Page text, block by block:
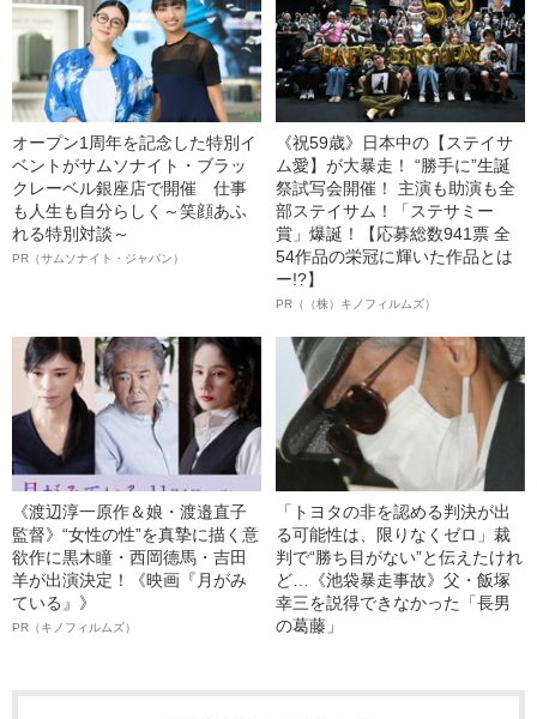
オープン1周年を記念した特別イ
ベントがサムソナイト・ブラッ
クレーベル銀座店で開催 仕事
も人生も自分らしく～笑顔あふ
れる特別対談～
PR（サムソナイト・ジャパン）
《祝59歳》日本中の【ステイサ
ム愛】が大暴走！ “勝手に”生誕
祭試写会開催！ 主演も助演も全
部ステイサム！「ステサミー
賞」爆誕！【応募総数941票 全
54作品の栄冠に輝いた作品とは
ー!?】
PR（（株）キノフィルムズ）
《渡辺淳一原作＆娘・渡邉直子
監督》“女性の性”を真摯に描く意
欲作に黒木瞳・西岡德馬・吉田
羊が出演決定！《映画『月がみ
ている』》
PR（キノフィルムズ）
「トヨタの非を認める判決が出
る可能性は、限りなくゼロ」裁
判で“勝ち目がない”と伝えたけれ
ど…《池袋暴走事故》父・飯塚
幸三を説得できなかった「長男
の葛藤」